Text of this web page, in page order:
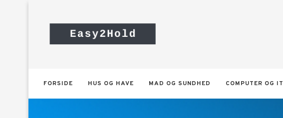
FORSIDE HUS OG HAVE MAD OG SUNDHED COMPUTER OG IT